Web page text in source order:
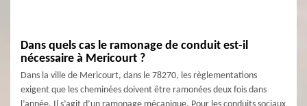
Dans quels cas le ramonage de conduit est-il
nécessaire à Mericourt ?
Dans la ville de Mericourt, dans le 78270, les règlementations
exigent que les cheminées doivent être ramonées deux fois dans